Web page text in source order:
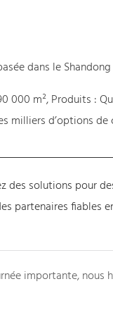
dans le
000 m², Produits :
milliers d’options
des solutions pour
partenaires fiables